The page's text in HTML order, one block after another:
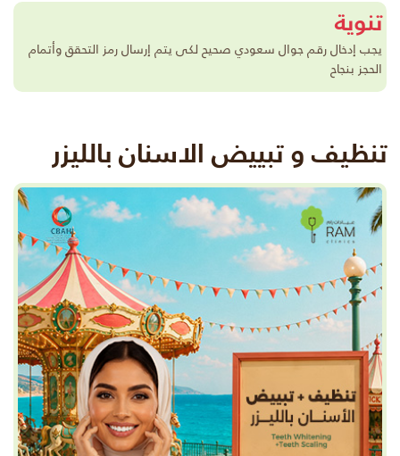
تنوية
يجب إدخال رقم جوال سعودي صحيح لكى يتم إرسال رمز التحقق وأتمام
الحجز بنجاح
تنظيف و تبييض الاسنان بالليزر